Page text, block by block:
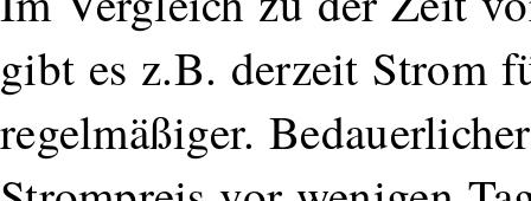
gibt es z.B. derzeit Strom
regelmäßiger.